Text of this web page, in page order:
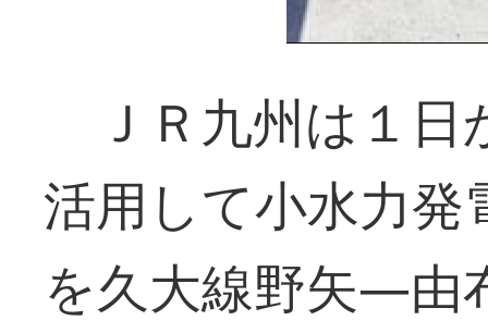
ＪＲ九州は１日
活用して小水力
を久大線野矢―由